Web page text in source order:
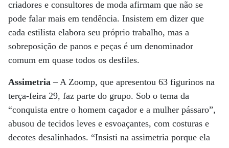
criadores e consultores de moda afirmam que não se
pode falar mais em tendência. Insistem em dizer que
cada estilista elabora seu próprio trabalho, mas a
sobreposição de panos e peças é um denominador
comum em quase todos os desfiles.
Assimetria – A Zoomp, que apresentou 63 figurinos na
terça-feira 29, faz parte do grupo. Sob o tema da
“conquista entre o homem caçador e a mulher pássaro”,
abusou de tecidos leves e esvoaçantes, com costuras e
decotes desalinhados. “Insisti na assimetria porque ela